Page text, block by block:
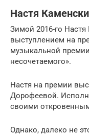
Настя
Зимой 2016-го
выступлением на
музыкальной
несочетаемого».
Настя на премии
Дорофеевой.
своими
Однако, далеко не